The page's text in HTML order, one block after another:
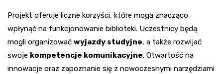
Projekt oferuje liczne korzyści, które mogą znacząco
wpłynąć na funkcjonowanie biblioteki. Uczestnicy będą
mogli organizować wyjazdy studyjne, a także rozwijać
swoje kompetencje komunikacyjne. Otwartość na
innowacje oraz zapoznanie się z nowoczesnymi narzędziami